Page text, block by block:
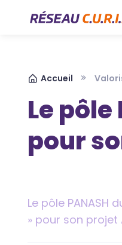
Accueil
Le
pour
​Le pôle PANASH
» pour son projet